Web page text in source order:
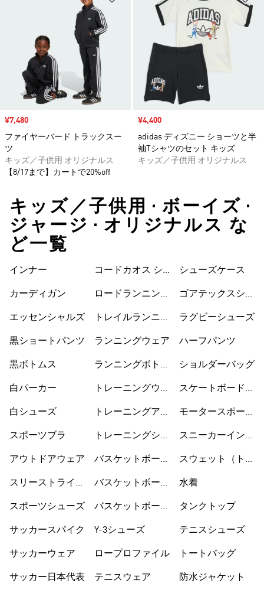
セール価格
¥7,480
ファイヤーバード トラックスー
ツ
キッズ／子供用 オリジナルス
【8/17まで】カートで20%off
セール価格
¥4,400
adidas ディズニー ショーツと半
袖Tシャツのセット キッズ
キッズ／子供用 オリジナルス
キッズ／子供用 • ボーイズ •
ジャージ • オリジナルス な
ど一覧
インナー
カーディガン
エッセンシャルズ
黒ショートパンツ
黒ボトムス
白パーカー
白シューズ
スポーツブラ
アウトドアウェア
スリーストライプ
スポーツシューズ
サッカースパイク
サッカーウェア
サッカー日本代表
コードカオス シ
ロードランニング
トレイルランニン
ランニングウェア
ランニングボトム
トレーニングウェ
トレーニングアク
トレーニングシュ
バスケットボール
バスケットボール
バスケットボール
Y-3シューズ
ロープロファイル
テニスウェア
シューズケース
ゴアテックスシュ
ラグビーシューズ
ハーフパンツ
ショルダーバッグ
スケートボードシ
モータースポーツ
スニーカーインソ
スウェット（トレ
水着
タンクトップ
テニスシューズ
トートバッグ
防水ジャケット